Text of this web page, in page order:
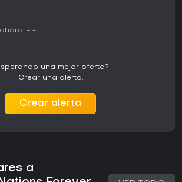
- -
una mejor oferta?
Crear una alerta.
Crear alerta
a